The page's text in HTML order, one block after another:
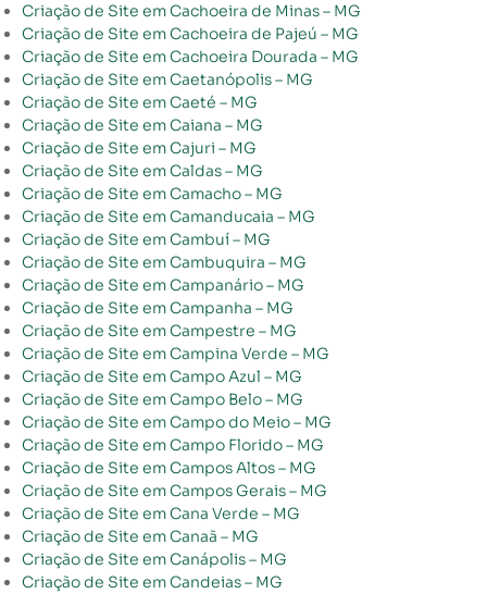
Criação de Site em Cachoeira de Minas – MG
Criação de Site em Cachoeira de Pajeú – MG
Criação de Site em Cachoeira Dourada – MG
Criação de Site em Caetanópolis – MG
Criação de Site em Caeté – MG
Criação de Site em Caiana – MG
Criação de Site em Cajuri – MG
Criação de Site em Caldas – MG
Criação de Site em Camacho – MG
Criação de Site em Camanducaia – MG
Criação de Site em Cambuí – MG
Criação de Site em Cambuquira – MG
Criação de Site em Campanário – MG
Criação de Site em Campanha – MG
Criação de Site em Campestre – MG
Criação de Site em Campina Verde – MG
Criação de Site em Campo Azul – MG
Criação de Site em Campo Belo – MG
Criação de Site em Campo do Meio – MG
Criação de Site em Campo Florido – MG
Criação de Site em Campos Altos – MG
Criação de Site em Campos Gerais – MG
Criação de Site em Cana Verde – MG
Criação de Site em Canaã – MG
Criação de Site em Canápolis – MG
Criação de Site em Candeias – MG